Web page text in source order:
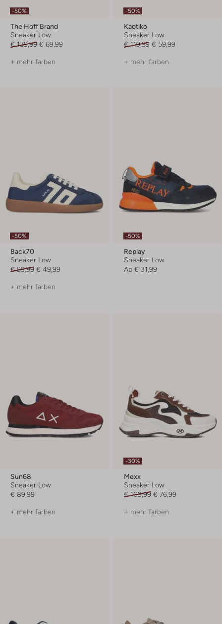
-50%
The Hoff Brand
Sneaker Low
€ 139,99 € 69,99
+ mehr farben
-50%
Kaotiko
Sneaker Low
€ 119,99 € 59,99
+ mehr farben
-50%
Back70
Sneaker Low
€ 99,99 € 49,99
+ mehr farben
-50%
Replay
Sneaker Low
Ab € 31,99
Sun68
Sneaker Low
€ 89,99
+ mehr farben
-30%
Mexx
Sneaker Low
€ 109,99 € 76,99
+ mehr farben